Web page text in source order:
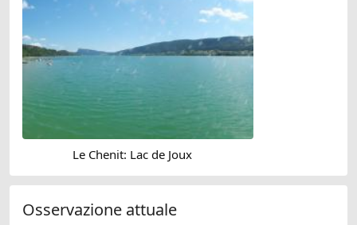
Le Chenit: Lac de Joux
Osservazione attuale